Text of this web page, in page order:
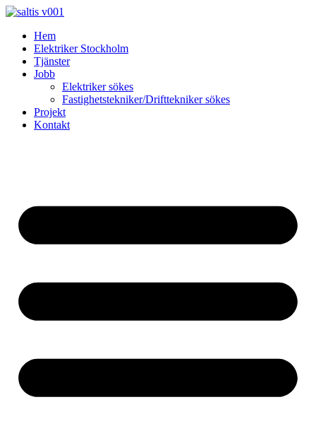
Skip
contentHem
Elektriker Stockholm
Tjänster
Jobb
Elektriker sökes
Fastighetstekniker/Drifttekniker sökes
Projekt
Kontakt